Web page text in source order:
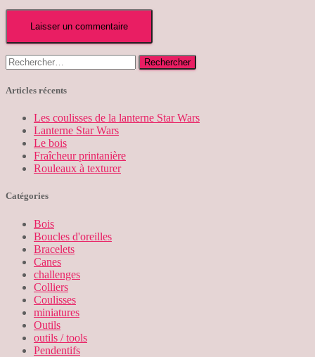
Rechercher :
Articles récents
Les coulisses de la lanterne Star Wars
Lanterne Star Wars
Le bois
Fraîcheur printanière
Rouleaux à texturer
Catégories
Bois
Boucles d'oreilles
Bracelets
Canes
challenges
Colliers
Coulisses
miniatures
Outils
outils / tools
Pendentifs